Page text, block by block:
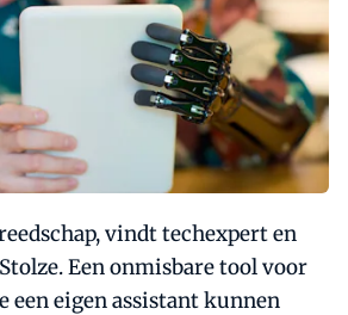
vindt techexpert en
Een onmisbare tool voor
een eigen assistant kunnen